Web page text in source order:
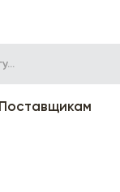
Поставщикам